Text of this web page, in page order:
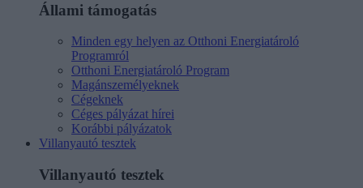
Állami támogatás
Minden egy helyen az Otthoni Energiatároló
Programról
Otthoni Energiatároló Program
Magánszemélyeknek
Cégeknek
Céges pályázat hírei
Korábbi pályázatok
Villanyautó tesztek
Villanyautó tesztek